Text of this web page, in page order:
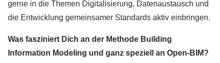
gerne in die Themen Digitalisierung, Datenaustausch und
die Entwicklung gemeinsamer Standards aktiv einbringen.
Was fasziniert Dich an der Methode Building
Information Modeling und ganz speziell an Open-BIM?